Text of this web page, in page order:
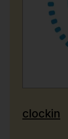
clockin